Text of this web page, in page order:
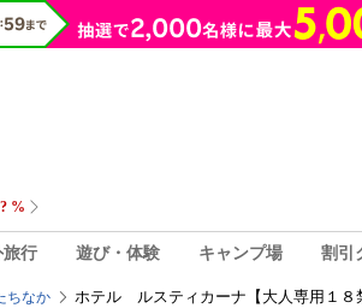
旅行 遊び・体験 キャンプ場 割引
ちなか ホテル ルスティカーナ【大人専用１８